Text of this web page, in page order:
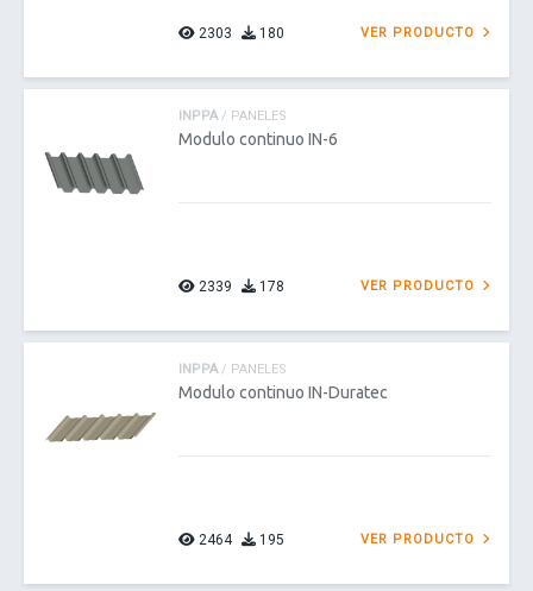
2303 180 VER PRODUCTO
INPPA/ PANELES
Modulo continuo IN-6
2339 178 VER PRODUCTO
INPPA/ PANELES
Modulo continuo IN-Duratec
2464 195 VER PRODUCTO